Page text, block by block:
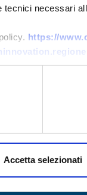
necessari
https://
Accetta selezionati
cerca
lavoro